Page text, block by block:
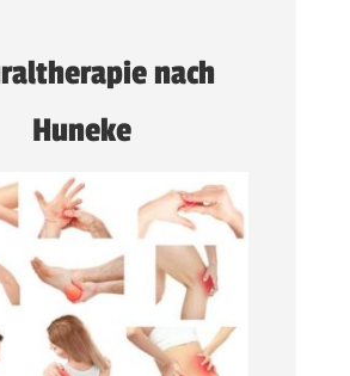
nach
Huneke